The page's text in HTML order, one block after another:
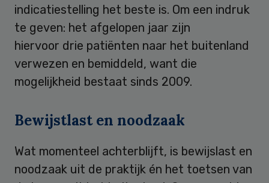
indicatiestelling het beste is. Om een indruk
te geven: het afgelopen jaar zijn
hiervoor drie patiënten naar het buitenland
verwezen en bemiddeld, want die
mogelijkheid bestaat sinds 2009.
Bewijstlast en noodzaak
Wat momenteel achterblijft, is bewijslast en
noodzaak uit de praktijk én het toetsen van